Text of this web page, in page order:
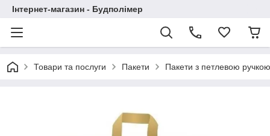
Інтернет-магазин - Будполімер
Товари та послуги Пакети Пакети з петлевою ручкою